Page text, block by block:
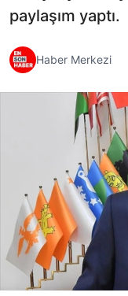
paylaşım yaptı.
Haber Merkezi